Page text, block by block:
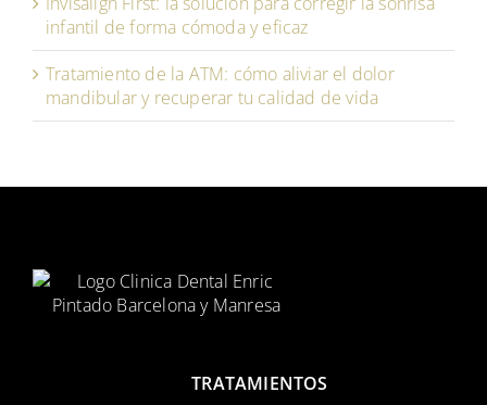
infantil de forma cómoda y eficaz
Tratamiento de la ATM: cómo aliviar el dolor
mandibular y recuperar tu calidad de vida
TRATAMIENTOS